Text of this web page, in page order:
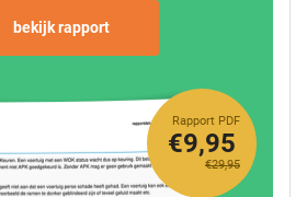
bekijk rapport
Rapport PDF
€29,95
€9,95